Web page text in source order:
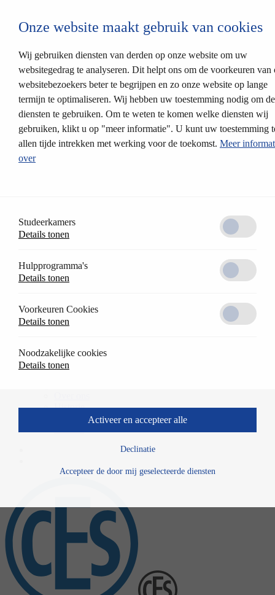
Mechanische sluitsystemen
Producten
Sluitsystemen
Insteeksloten
Oplossingen
Partnerprofielen
CES relock
Cilinderkleuren
Modulair systeem
Elektronische sluitsystemen
Elektronisch beslag
Elektronisch meubelslot
Sluitmedia
CESeasy
Oplossingen
Referentieprojecten
Toepassingen
Downloads
terug
Vacatures
Historie
Onze website maakt gebruik van cookies
Wij gebruiken diensten van derden op onze website om uw
websitegedrag te analyseren. Dit helpt ons om de voorkeuren van
websitebezoekers beter te begrijpen en zo onze website op lange
termijn te optimaliseren. Wij hebben uw toestemming nodig om
diensten te gebruiken. Om te weten te komen welke diensten wij
gebruiken, klikt u op "meer informatie". U kunt uw toestemming
allen tijde intrekken met werking voor de toekomst. Meer
over
Studeerkamers
Details tonen
Hulpprogramma's
Details tonen
Voorkeuren Cookies
Details tonen
Noodzakelijke cookies
Details tonen
Declinatie
Accepteer de door mij geselecteerde diensten
Activeer en accepteer alle